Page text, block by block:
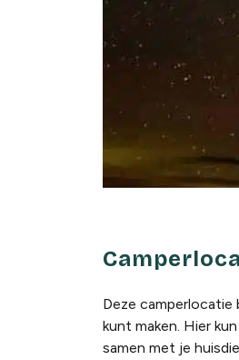
Deze camperlocatie
kunt maken. Hier
samen met je